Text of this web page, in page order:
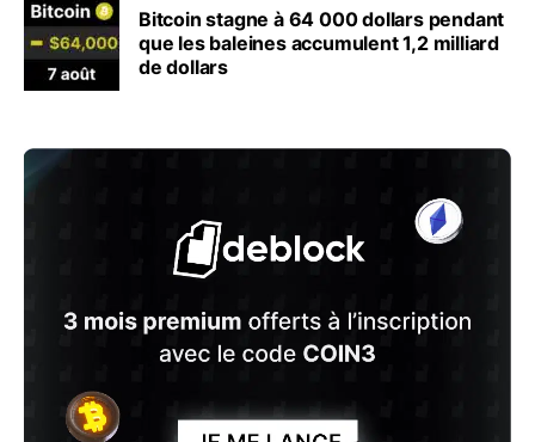
Bitcoin stagne à 64 000 dollars pendant
que les baleines accumulent 1,2 milliard
de dollars